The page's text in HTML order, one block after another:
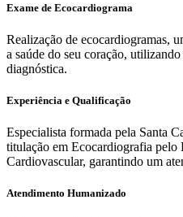
Exame de Ecocardiograma
Realização de ecocardiogramas,
a saúde do seu coração,
diagnóstica.
Experiência e Qualificação
Especialista formada pela Santa
titulação em Ecocardiografia pelo
Cardiovascular, garantindo um
Atendimento Humanizado